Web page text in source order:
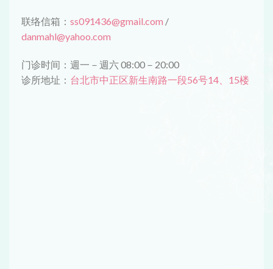
联络信箱： ss091436@gmail.com /
danmahl@yahoo.com
门诊时间：週一－週六 08:00－20:00
诊所地址： 台北市中正区新生南路一段56号14、15楼